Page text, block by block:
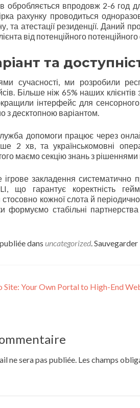
обробляється впродовж 2-6 год
рахунку проводиться
та атестації резиденції. Даний
від потенційного
та
сучасності, ми розробили
Більше ніж 65% наших
інтерфейс для сенсорного
з десктопною варіантом.
допомоги працює через
2 хв, та українськомовні
маємо секцію знань з
закладення систематично
що гарантує коректність
кожної слота й
формуємо стабільні
dans uncategorized. Sauvegarder
Site: Your Own Portal to High-End
ne sera pas publiée. Les champs